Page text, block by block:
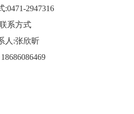
:0471-2947316
系方式
人:张欣昕